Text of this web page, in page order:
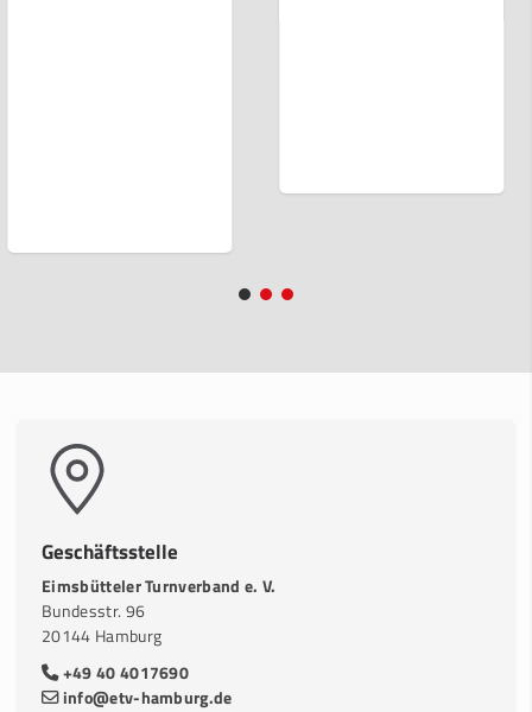
Geschäftsstelle
Eimsbütteler Turnverband e. V.
Bundesstr. 96
20144 Hamburg
+49 40 4017690
info@etv-hamburg.de